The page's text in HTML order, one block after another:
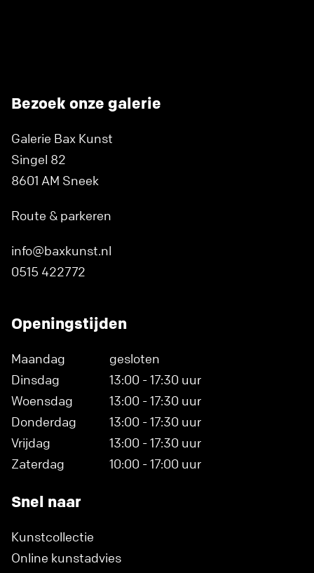
Bezoek onze galerie
Galerie Bax Kunst
Singel 82
8601 AM Sneek
Route & parkeren
info@baxkunst.nl
0515 422772
Openingstijden
Maandag
gesloten
Dinsdag
13:00 - 17:30 uur
Woensdag
13:00 - 17:30 uur
Donderdag
13:00 - 17:30 uur
Vrijdag
13:00 - 17:30 uur
Zaterdag
10:00 - 17:00 uur
Snel naar
Kunstcollectie
Online kunstadvies